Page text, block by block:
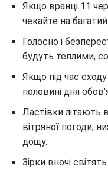
Якщо вранці 11
чекайте на
Голосно і
будуть теплими,
Якщо під час
половині дня
Ластівки літають
вітряної погоди,
дощу.
Зірки вночі